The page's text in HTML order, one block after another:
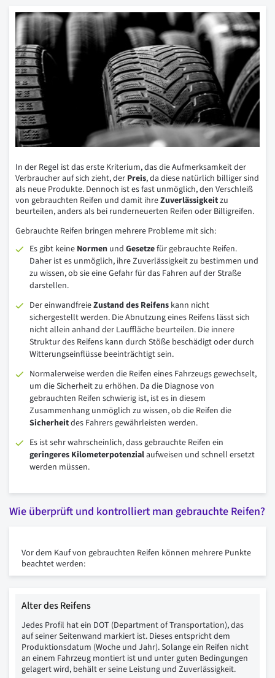
In der Regel ist das erste Kriterium, das die Aufmerksamkeit der
Verbraucher auf sich zieht, der Preis, da diese natürlich billiger sind
als neue Produkte. Dennoch ist es fast unmöglich, den Verschleiß
von gebrauchten Reifen und damit ihreZuverlässigkeitzu
beurteilen, anders als bei runderneuerten Reifen oder Billigreifen.
Gebrauchte Reifen bringen mehrere Probleme mit sich:
Es gibt keine Normen und Gesetzefür gebrauchte Reifen.
Daher ist es unmöglich, ihre Zuverlässigkeit zu bestimmen und
zu wissen, ob sie eine Gefahr für das Fahren auf der Straße
darstellen.
Der einwandfreieZustand des Reifens kann nicht
sichergestellt werden. Die Abnutzung eines Reifens lässt sich
nicht allein anhand der Lauffläche beurteilen. Die innere
Struktur des Reifens kann durch Stöße beschädigt oder durch
Witterungseinflüsse beeinträchtigt sein.
Normalerweise werden die Reifen eines Fahrzeugs gewechselt,
um die Sicherheit zu erhöhen. Da die Diagnose von
gebrauchten Reifen schwierig ist, ist es in diesem
Zusammenhang unmöglich zu wissen, ob die Reifen die
Sicherheitdes Fahrers gewährleisten werden.
Es ist sehr wahrscheinlich, dass gebrauchte Reifen ein
geringeres Kilometerpotenzialaufweisen und schnell ersetzt
werden müssen.
Wie überprüft und kontrolliert man gebrauchte Reifen?
Vor dem Kauf von gebrauchten Reifen können mehrere Punkte
beachtet werden:
Alter des Reifens
Jedes Profil hat ein DOT (Department of Transportation), das
auf seiner Seitenwand markiert ist. Dieses entspricht dem
Produktionsdatum (Woche und Jahr). Solange ein Reifen nicht
an einem Fahrzeug montiert ist und unter guten Bedingungen
gelagert wird, behält er seine Leistung und Zuverlässigkeit.